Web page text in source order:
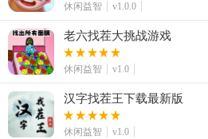
休闲益智 v1.0.0
老六找茬大挑战游戏
休闲益智 v1.0
汉字找茬王下载最新版
休闲益智 v1.0